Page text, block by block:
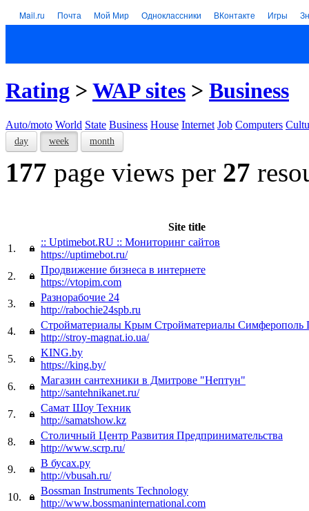
Mail.ru Почта Мой Мир Одноклассники ВКонтакте Игры
Rating > WAP sites > Business
Auto/moto World State Business House Internet Job Computers
day week month
177 page views per 27
Site title
1.
:: Uptimebot.RU :: Мониторинг сайтов
https://uptimebot.ru/
2.
Продвижение бизнеса в интернете
https://vtopim.com
3.
Разнорабочие 24
http://rabochie24spb.ru
4.
Стройматериалы Крым Стройматериалы Симферополь
http://stroy-magnat.io.ua/
5.
KING.by
https://king.by/
6.
Магазин сантехники в Дмитрове "Нептун"
http://santehnikanet.ru/
7.
Самат Шоу Техник
http://samatshow.kz
8.
Столичный Центр Развития Предпринимательства
http://www.scrp.ru/
9.
В бусах.ру
http://vbusah.ru/
10.
Bossman Instruments Technology
http://www.bossmaninternational.com